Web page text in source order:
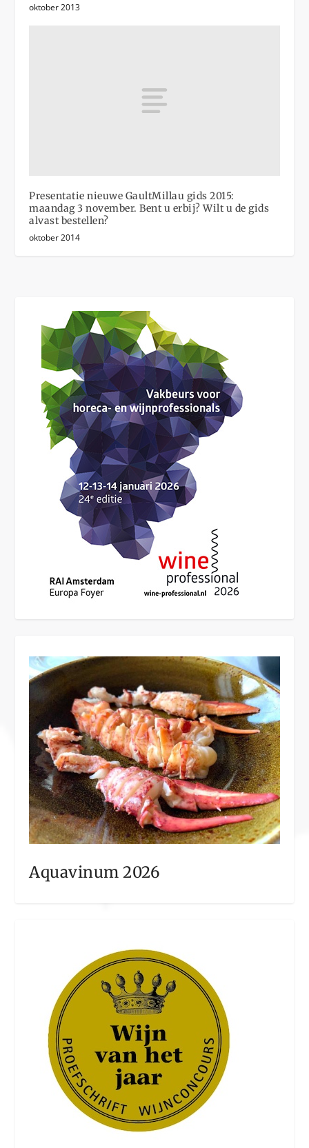
oktober 2013
Presentatie nieuwe GaultMillau gids 2015:
maandag 3 november. Bent u erbij? Wilt u de gids
alvast bestellen?
oktober 2014
Aquavinum 2026